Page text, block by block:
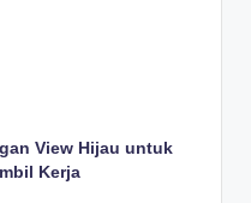
View Hijau untuk
Kerja